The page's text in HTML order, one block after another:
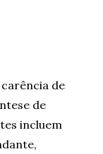
de
de
incluem